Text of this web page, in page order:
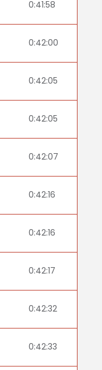
0:41:58
0:42:00
0:42:05
0:42:05
0:42:07
0:42:16
0:42:16
0:42:17
0:42:32
0:42:33